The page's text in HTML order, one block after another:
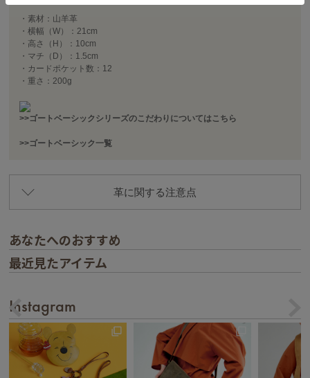
・素材：山羊革
・横幅（W）：21cm
・高さ（H）：10cm
・マチ（D）：1.5cm
・カードポケット数：12
・重さ：200g
>>ゴートベーシックシリーズのこだわりについてはこちら
>>ゴートベーシック一覧
革に関する注意点
あなたへのおすすめ
最近見たアイテム
Instagram